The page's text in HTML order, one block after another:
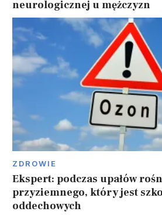
neurologicznej u mężczyzn
ZDROWIE
Ekspert: podczas upałów
przyziemnego, który jest
oddechowych